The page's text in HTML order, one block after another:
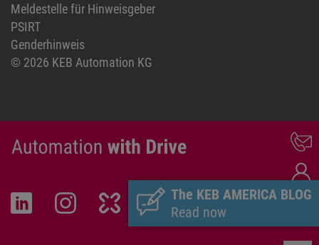
Meldestelle für Hinweisgeber
PSIRT
Genderhinweis
© 2026 KEB Automation KG
The KEB AMERICA BLOG
Read now